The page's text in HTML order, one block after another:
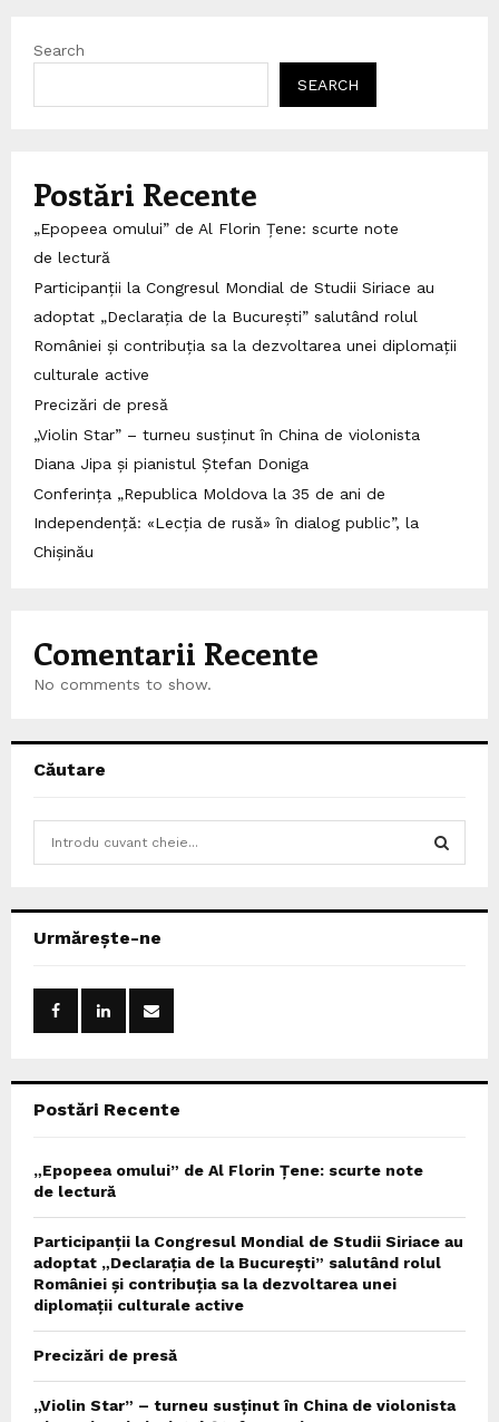
Search
SEARCH
Postări Recente
„Epopeea omului” de Al Florin Țene: scurte note
de lectură
Participanții la Congresul Mondial de Studii Siriace au
adoptat „Declarația de la București” salutând rolul
României și contribuția sa la dezvoltarea unei diplomații
culturale active
Precizări de presă
„Violin Star” – turneu susținut în China de violonista
Diana Jipa și pianistul Ștefan Doniga
Conferința „Republica Moldova la 35 de ani de
Independență: «Lecția de rusă» în dialog public”, la
Chișinău
Comentarii Recente
No comments to show.
Căutare
h
Urmărește-ne
Postări Recente
„Epopeea omului” de Al Florin Țene: scurte note
de lectură
Participanții la Congresul Mondial de Studii Siriace au
adoptat „Declarația de la București” salutând rolul
României și contribuția sa la dezvoltarea unei
diplomații culturale active
Precizări de presă
„Violin Star” – turneu susținut în China de violonista